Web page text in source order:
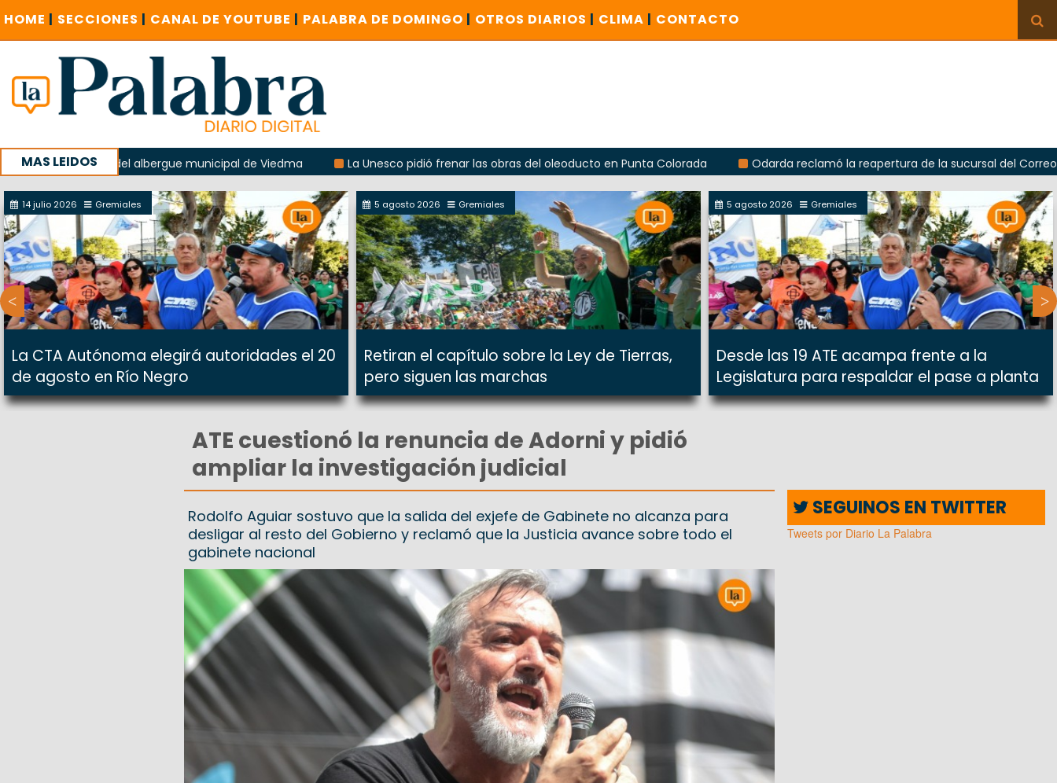
HOME | SECCIONES | CANAL DE YOUTUBE | PALABRA DE DOMINGO | OTROS DIARIOS | CLIMA | CONTACTO
MAS LEIDOS
del albergue municipal de Viedma La Unesco pidió frenar las obras del oleoducto en Punta Colorada
Odarda reclamó la reapertura de la sucursal del Correo Argentino
con un encuentro provincial en Roca
14 julio 2026 Gremiales
La CTA Autónoma elegirá autoridades el 20
de agosto en Río Negro
5 agosto 2026 Gremiales
Retiran el capítulo sobre la Ley de Tierras,
pero siguen las marchas
5 agosto 2026 Gremiales
Desde las 19 ATE acampa frente a la
Legislatura para respaldar el pase a planta
ATE cuestionó la renuncia de Adorni y pidió
ampliar la investigación judicial
Rodolfo Aguiar sostuvo que la salida del exjefe de Gabinete no alcanza para
desligar al resto del Gobierno y reclamó que la Justicia avance sobre todo el
gabinete nacional
SEGUINOS EN TWITTER
Tweets por Diario La Palabra